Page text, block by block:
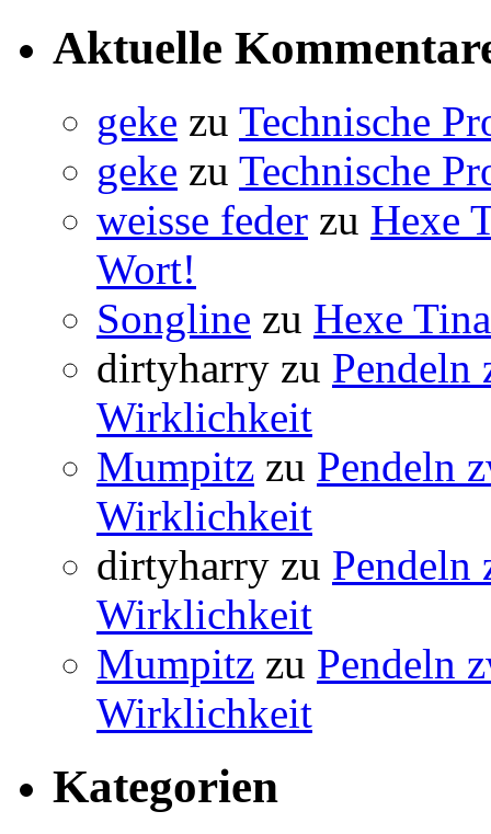
Aktuelle
geke zu Technische
geke zu Technische
weisse feder zu Hexe
Wort!
Songline zu Hexe
dirtyharry zu Pendeln
Wirklichkeit
Mumpitz zu Pendeln
Wirklichkeit
dirtyharry zu Pendeln
Wirklichkeit
Mumpitz zu Pendeln
Wirklichkeit
Kategorien